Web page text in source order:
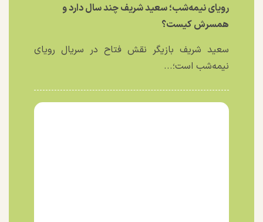
رویای نیمه‌شب؛ سعید شریف چند سال دارد و
همسرش کیست؟
سعید شریف بازیگر نقش فتاح در سریال رویای
نیمه‌شب است؛...